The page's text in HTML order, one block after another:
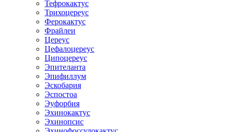
Тефрокактус
Трихоцереус
Ферокактус
Фрайлеи
Цереус
Цефалоцереус
Ципоцереус
Эпителанта
Эпифиллум
Эскобария
Эспостоа
Эуфорбия
Эхинокактус
Эхинопсис